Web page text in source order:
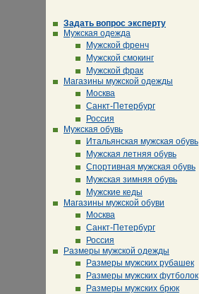
Задать вопрос эксперту
Мужская одежда
Мужской френч
Мужской смокинг
Мужской фрак
Магазины мужской одежды
Москва
Санкт-Петербург
Россия
Мужская обувь
Итальянская мужская обувь
Мужская летняя обувь
Спортивная мужская обувь
Мужская зимняя обувь
Мужские кеды
Магазины мужской обуви
Москва
Санкт-Петербург
Россия
Размеры мужской одежды
Размеры мужских рубашек
Размеры мужских футболок
Размеры мужских брюк